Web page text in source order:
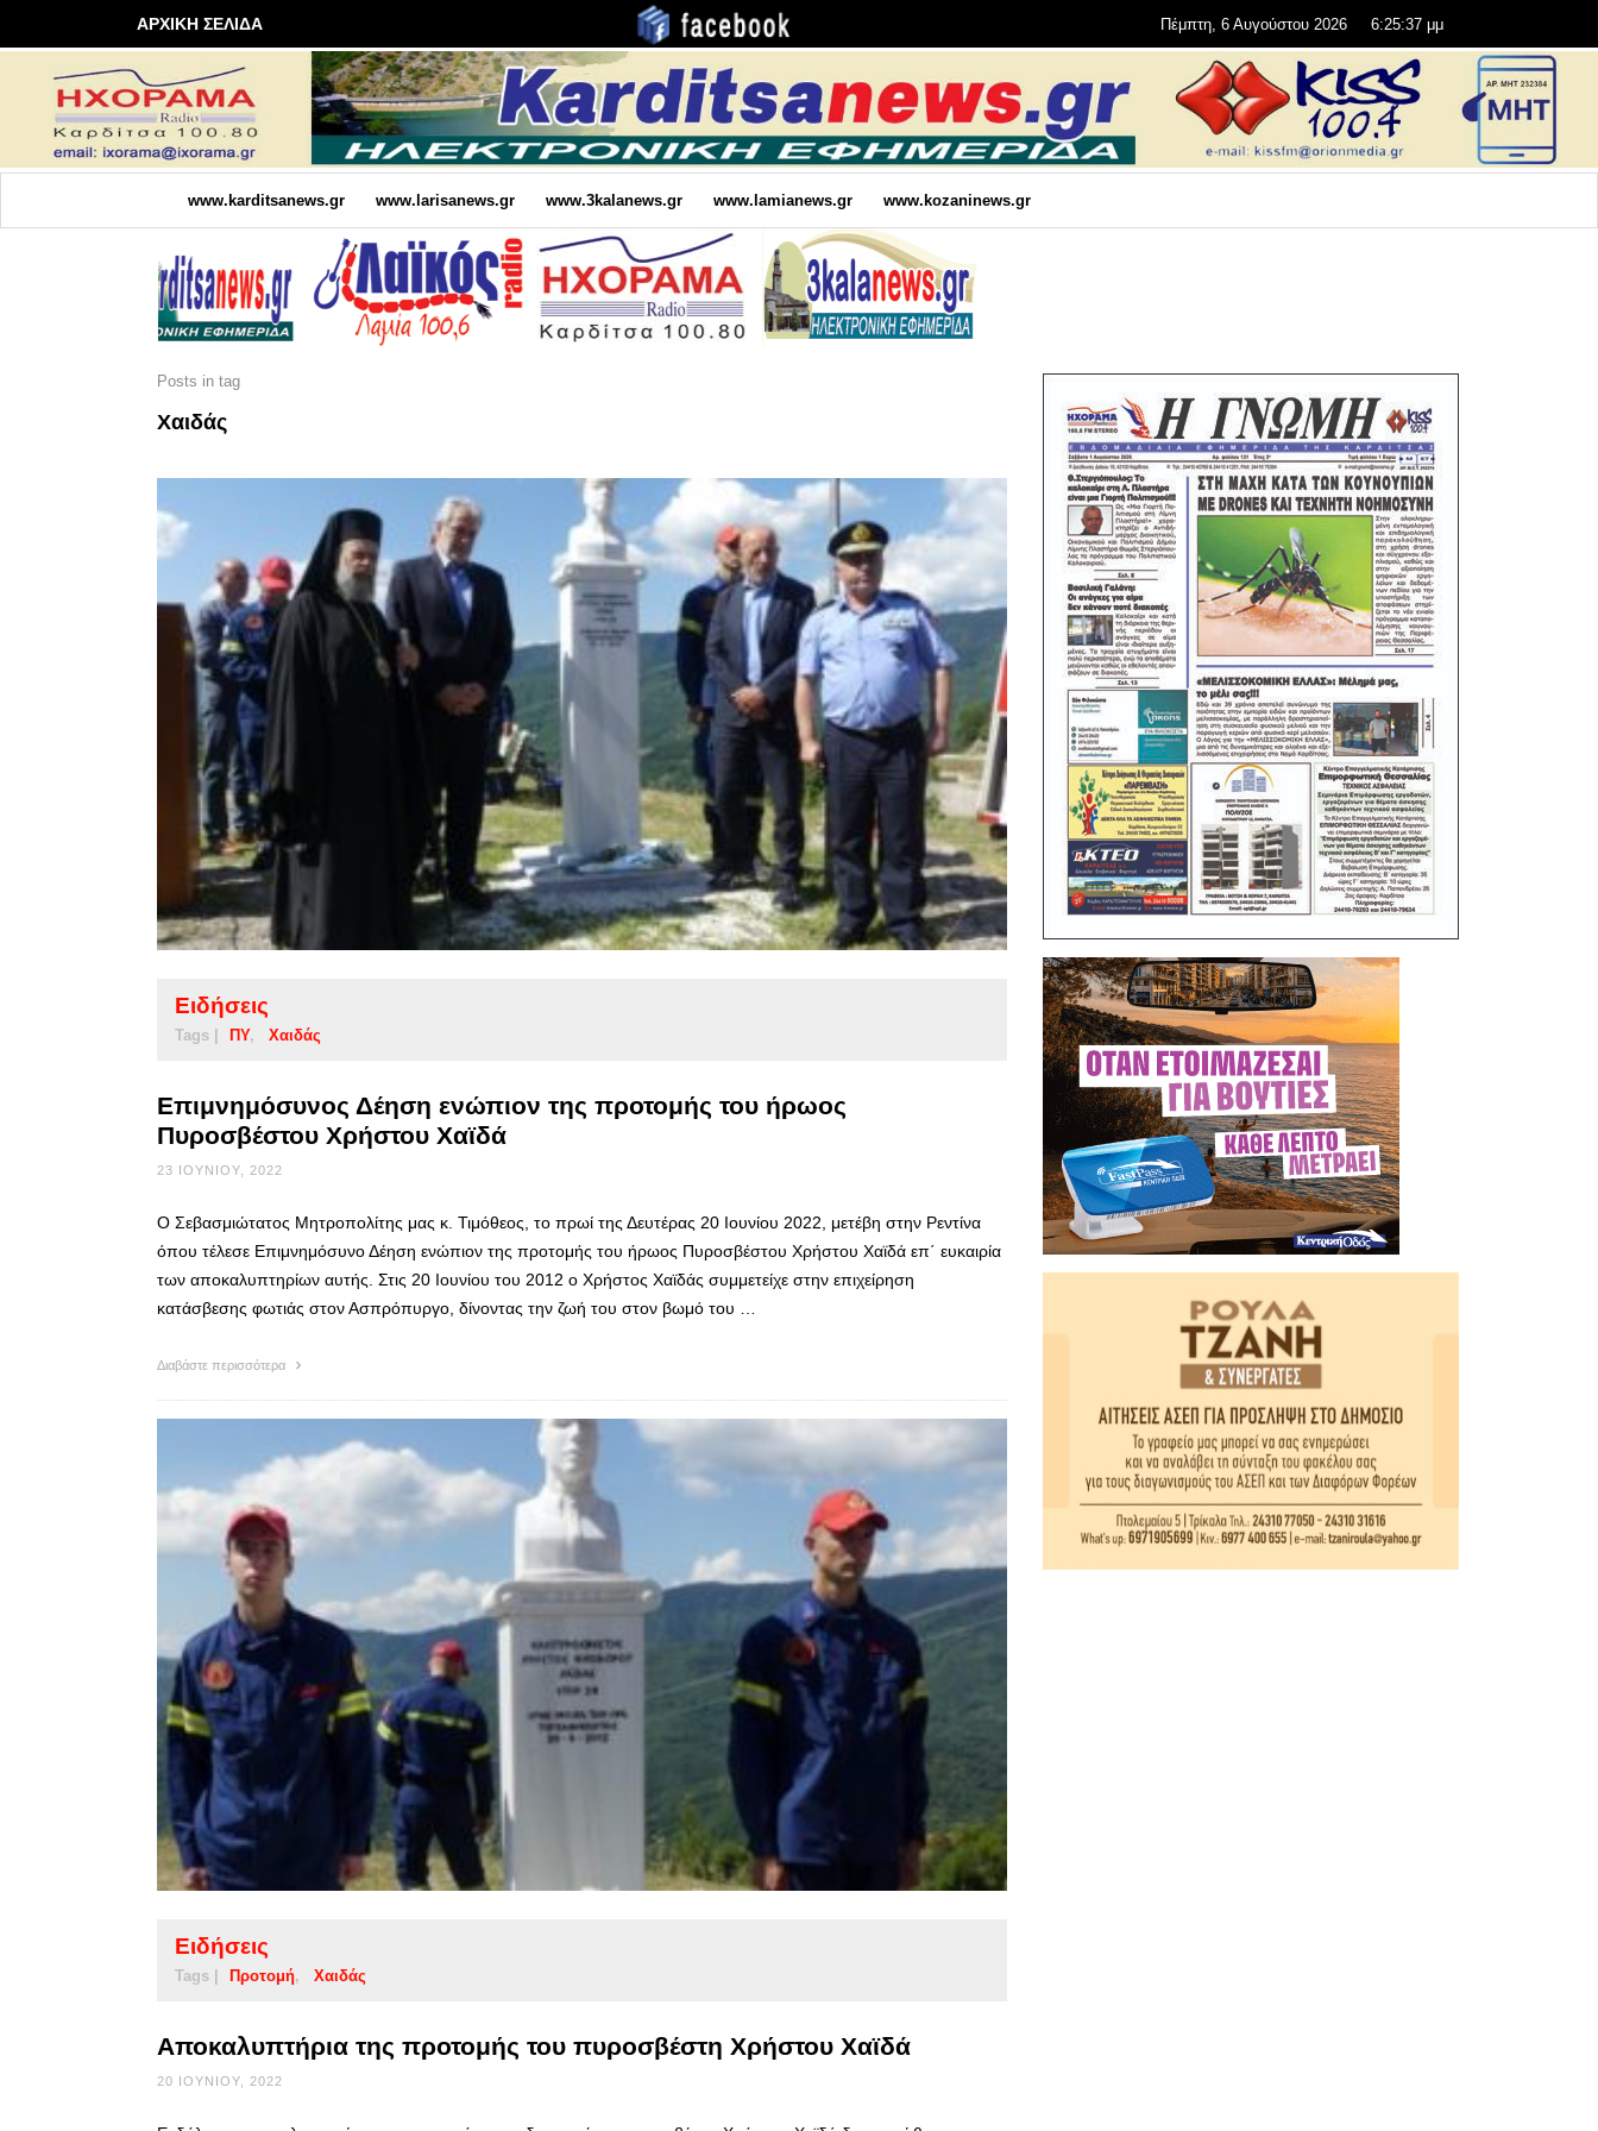
ΑΡΧΙΚΗ ΣΕΛΙΔΑ Πέμπτη, 6 Αυγούστου 2026 6:25:38 μμ
www.karditsanews.gr www.larisanews.gr www.3kalanews.gr www.lamianews.gr www.kozaninews.gr
Posts in tag
Χαιδάς
Ειδήσεις
Tags | ΠΥ Χαιδάς
Επιμνημόσυνος Δέηση ενώπιον της προτομής του ήρωος
Πυροσβέστου Χρήστου Χαϊδά
23 ΙΟΥΝΊΟΥ, 2022
Ο Σεβασμιώτατος Μητροπολίτης μας κ. Τιμόθεος, το πρωί της Δευτέρας 20 Ιουνίου 2022, μετέβη στην Ρεντίνα
όπου τέλεσε Επιμνημόσυνο Δέηση ενώπιον της προτομής του ήρωος Πυροσβέστου Χρήστου Χαϊδά επ΄ ευκαιρία
των αποκαλυπτηρίων αυτής. Στις 20 Ιουνίου του 2012 ο Χρήστος Χαϊδάς συμμετείχε στην επιχείρηση
κατάσβεσης φωτιάς στον Ασπρόπυργο, δίνοντας την ζωή του στον βωμό του …
Διαβάστε περισσότερα
Ειδήσεις
Tags | Προτομή Χαιδάς
Αποκαλυπτήρια της προτομής του πυροσβέστη Χρήστου Χαϊδά
20 ΙΟΥΝΊΟΥ, 2022